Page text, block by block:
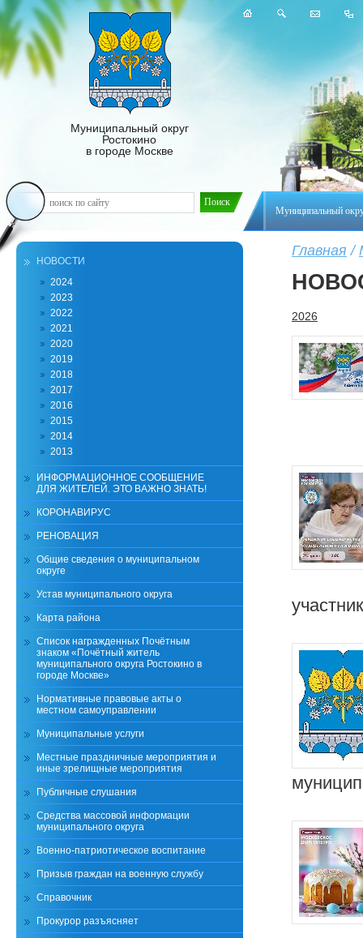
Муниципальный
Муниципальный округ
Ростокино
в городе Москве
Главная /
2026
НОВОСТИ
2024
2023
2022
2021
2020
2019
2018
2017
2016
2015
2014
2013
ИНФОРМАЦИОННОЕ СООБЩЕНИЕ
ДЛЯ ЖИТЕЛЕЙ. ЭТО ВАЖНО ЗНАТЬ!
КОРОНАВИРУС
РЕНОВАЦИЯ
Общие сведения о муниципальном
округе
Устав муниципального округа
Карта района
Список награжденных Почётным
знаком «Почётный житель
муниципального округа Ростокино в
городе Москве»
Нормативные правовые акты о
местном самоуправлении
Муниципальные услуги
Местные праздничные мероприятия и
иные зрелищные мероприятия
Публичные слушания
Средства массовой информации
муниципального округа
Военно-патриотическое воспитание
Призыв граждан на военную службу
Справочник
Прокурор разъясняет